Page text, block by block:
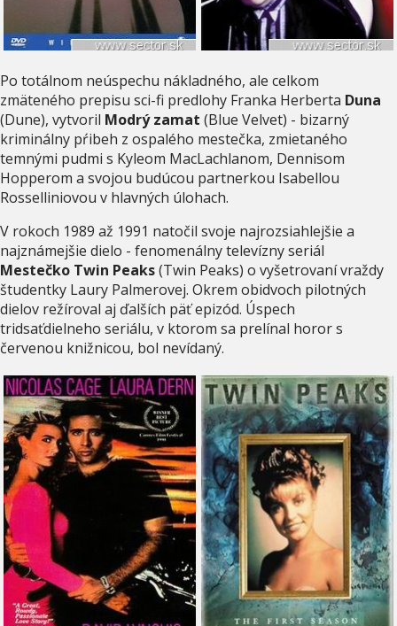
Po totálnom neúspechu nákladného, ale celkom
zmäteného prepisu sci-fi predlohy Franka Herberta Duna
(Dune), vytvoril Modrý zamat (Blue Velvet) - bizarný
kriminálny pŕibeh z ospalého mestečka, zmietaného
temnými pudmi s Kyleom MacLachlanom, Dennisom
Hopperom a svojou budúcou partnerkou Isabellou
Rosselliniovou v hlavných úlohach.
V rokoch 1989 až 1991 natočil svoje najrozsiahlejšie a
najznámejšie dielo - fenomenálny televízny seriál
Mestečko Twin Peaks(Twin Peaks) o vyšetrovaní vraždy
študentky Laury Palmerovej. Okrem obidvoch pilotných
dielov režíroval aj ďalších päť epizód. Úspech
tridsaťdielneho seriálu, v ktorom sa prelínal horor s
červenou knižnicou, bol nevídaný.